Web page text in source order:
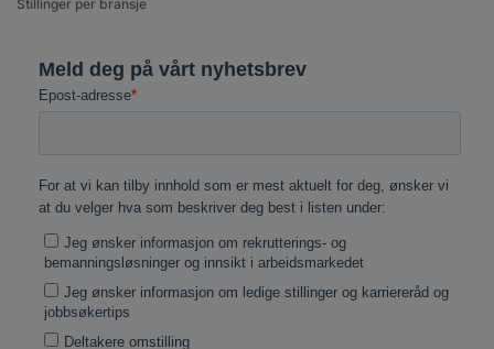
Stillinger per bransje